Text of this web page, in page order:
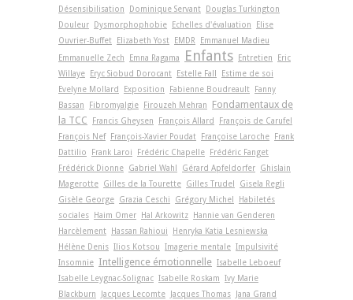
Désensibilisation Dominique Servant
Douglas Turkington
Douleur
Dysmorphophobie Echelles d'évaluation
Elise
Ouvrier-Buffet
Elizabeth Yost EMDR
Emmanuel Madieu
Emmanuelle Zech
Emna Ragama Enfants Entretien
Eric
Willaye
Eryc Siobud Dorocant Estelle Fall
Estime de soi
Evelyne Mollard
Exposition Fabienne Boudreault
Fanny
Bassan
Fibromyalgie Firouzeh Mehran
Fondamentaux de
la TCC
Francis Gheysen François Allard
François de Carufel
François Nef
François-Xavier Poudat Françoise Laroche
Frank
Dattilio
Frank Laroi Frédéric Chapelle
Frédéric Fanget
Frédérick Dionne Gabriel Wahl Gérard Apfeldorfer Ghislain
Magerotte Gilles de la Tourette Gilles Trudel
Gisela Regli
Gisèle George Grazia Ceschi Grégory Michel
Habiletés
sociales
Haim Omer Hal Arkowitz
Hannie van Genderen
Harcèlement
Hassan Rahioui
Henryka Katia Lesniewska
Hélène Denis Ilios Kotsou Imagerie mentale Impulsivité
Insomnie Intelligence émotionnelle Isabelle Leboeuf
Isabelle Leygnac-Solignac Isabelle Roskam Ivy Marie
Blackburn
Jacques Lecomte Jacques Thomas
Jana Grand